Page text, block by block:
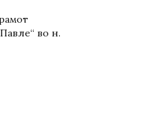
во н.